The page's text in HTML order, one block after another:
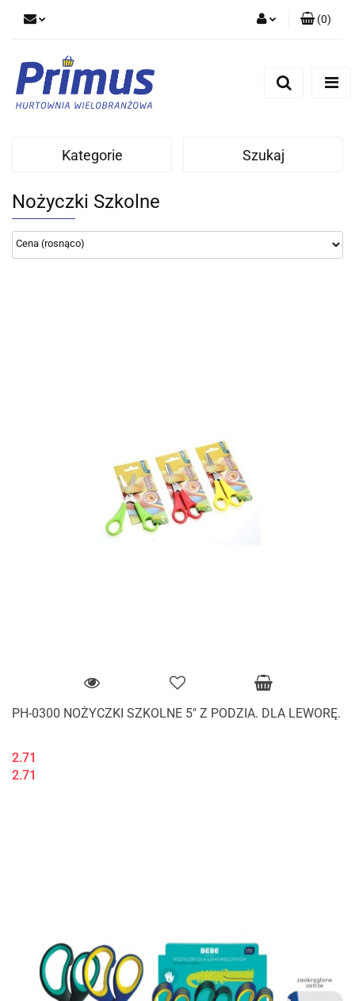
(0)
Kategorie Szukaj
Nożyczki Szkolne
PH-0300 NOŻYCZKI SZKOLNE 5" Z PODZIA. DLA LEWORĘ.
2.71
2.71